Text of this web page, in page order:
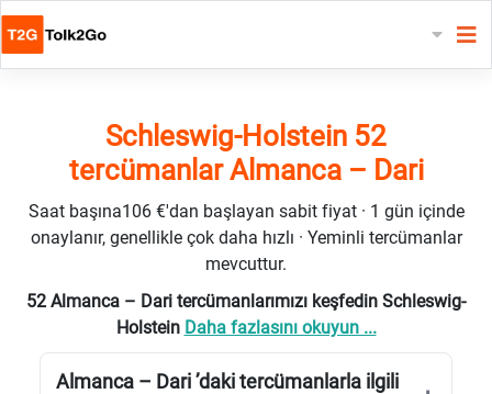
Schleswig-Holstein 52
tercümanlar Almanca – Dari
Saat başına106 €'dan başlayan sabit fiyat · 1 gün içinde
onaylanır, genellikle çok daha hızlı · Yeminli tercümanlar
mevcuttur.
52 Almanca – Dari tercümanlarımızı keşfedin Schleswig-
Holstein Daha fazlasını okuyun ...
Almanca – Dari ’daki tercümanlarla ilgili